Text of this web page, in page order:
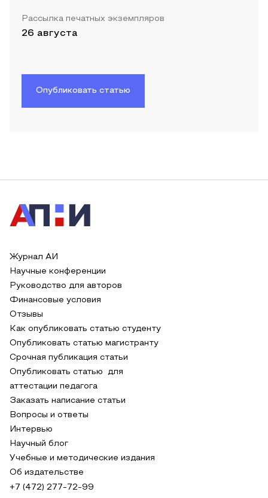
Рассылка печатных экземпляров
26 августа
Опубликовать статью
Журнал АИ
Научные конференции
Руководство для авторов
Финансовые условия
Отзывы
Как опубликовать статью студенту
Опубликовать статью магистранту
Срочная публикация статьи
Опубликовать статью для
аттестации педагога
Заказать написание статьи
Вопросы и ответы
Интервью
Научный блог
Учебные и методические издания
Об издательстве
+7 (472) 277-72-99